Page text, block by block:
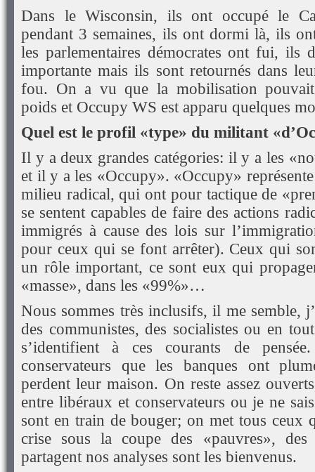
Dans le Wisconsin, ils ont occupé le
pendant 3 semaines, ils ont dormi là, ils
les parlementaires démocrates ont fui, ils
importante mais ils sont retournés dans
fou. On a vu que la mobilisation
poids et Occupy WS est apparu quelques
Quel est le profil «type» du militant
Il y a deux grandes catégories: il y a les
et il y a les «Occupy». «Occupy»
milieu radical, qui ont pour tactique de
se sentent capables de faire des actions
immigrés à cause des lois sur
pour ceux qui se font arrêter). Ceux qui
un rôle important, ce sont eux qui
«masse», dans les «99%»…
Nous sommes très inclusifs, il me semble,
des communistes, des socialistes ou en
s’identifient à ces courants de
conservateurs que les banques ont
perdent leur maison. On reste assez
entre libéraux et conservateurs ou je ne
sont en train de bouger; on met tous ceux
crise sous la coupe des «pauvres»,
partagent nos analyses sont les bienvenus.